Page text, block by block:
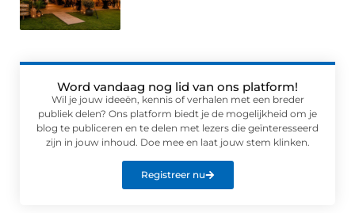
Word vandaag nog lid van ons platform!
Wil je jouw ideeën, kennis of verhalen met een breder
publiek delen? Ons platform biedt je de mogelijkheid om je
blog te publiceren en te delen met lezers die geïnteresseerd
zijn in jouw inhoud. Doe mee en laat jouw stem klinken.
Registreer nu